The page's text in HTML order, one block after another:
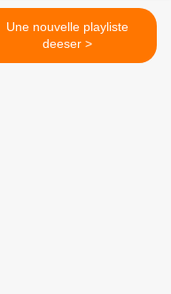
Une nouvelle playliste
deeser >